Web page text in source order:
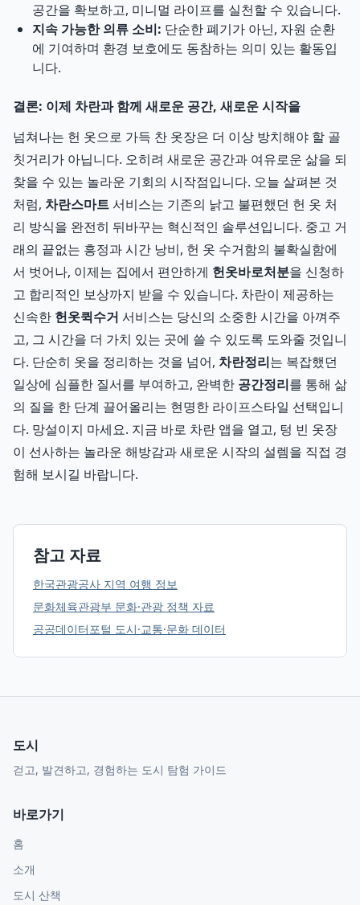
공간을 확보하고, 미니멀 라이프를 실천할 수 있습니다.
지속 가능한 의류 소비: 단순한 폐기가 아닌, 자원 순환
에 기여하며 환경 보호에도 동참하는 의미 있는 활동입
니다.
결론: 이제 차란과 함께 새로운 공간, 새로운 시작을
넘쳐나는 헌 옷으로 가득 찬 옷장은 더 이상 방치해야 할 골
칫거리가 아닙니다. 오히려 새로운 공간과 여유로운 삶을 되
찾을 수 있는 놀라운 기회의 시작점입니다. 오늘 살펴본 것
처럼, 차란스마트서비스는 기존의 낡고 불편했던 헌 옷 처
리 방식을 완전히 뒤바꾸는 혁신적인 솔루션입니다. 중고 거
래의 끝없는 흥정과 시간 낭비, 헌 옷 수거함의 불확실함에
서 벗어나, 이제는 집에서 편안하게 헌옷바로처분을 신청하
고 합리적인 보상까지 받을 수 있습니다. 차란이 제공하는
신속한 헌옷퀵수거 서비스는 당신의 소중한 시간을 아껴주
고, 그 시간을 더 가치 있는 곳에 쓸 수 있도록 도와줄 것입니
다. 단순히 옷을 정리하는 것을 넘어, 차란정리는 복잡했던
일상에 심플한 질서를 부여하고, 완벽한 공간정리를 통해 삶
의 질을 한 단계 끌어올리는 현명한 라이프스타일 선택입니
다. 망설이지 마세요. 지금 바로 차란 앱을 열고, 텅 빈 옷장
이 선사하는 놀라운 해방감과 새로운 시작의 설렘을 직접 경
험해 보시길 바랍니다.
참고 자료
한국관광공사 지역 여행 정보
문화체육관광부 문화·관광 정책 자료
공공데이터포털 도시·교통·문화 데이터
도시
걷고, 발견하고, 경험하는 도시 탐험 가이드
바로가기
홈
소개
도시 산책